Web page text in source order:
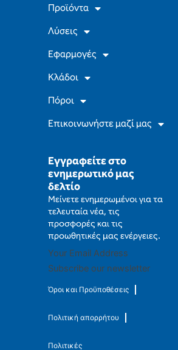
Εγγραφείτε στο
ενημερωτικό μας
δελτίο
Μείνετε ενημερωμένοι για τα
τελευταία νέα, τις
προσφορές και τις
προωθητικές μας ενέργειες.
Subscribe our newsletter
Όροι και Προϋποθέσεις
Πολιτική απορρήτου
Πολιτικές
Προϊόντα
Λύσεις
Εφαρμογές
Κλάδοι
Πόροι
Επικοινωνήστε μαζί μας